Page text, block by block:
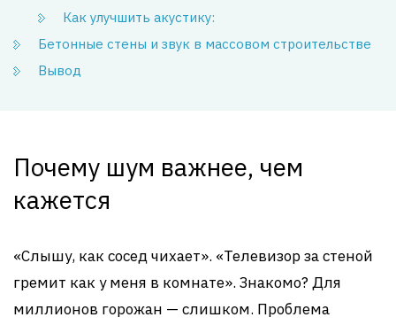
Как улучшить акустику:
Бетонные стены и звук в массовом строительстве
Вывод
Почему шум важнее, чем
кажется
«Слышу, как сосед чихает». «Телевизор за стеной
гремит как у меня в комнате». Знакомо? Для
миллионов горожан — слишком. Проблема